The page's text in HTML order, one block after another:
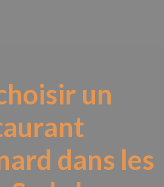
un
dans les